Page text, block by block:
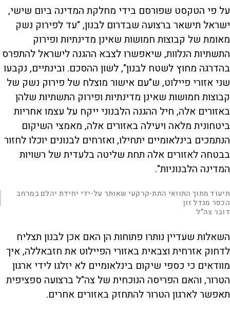
על פי הטקסט שפורסם בידי מחלקת המדינה ביום שישי,
ישראל תישאר ברצועה שבדרום לבנון, "עד לפירוק נשק
מאומת של קבוצות חמושות שאינן מדינתיות ופירוק
התשתיות הנלוות, שיאפשרו לצבא ההגנה לישראל להתפרס
בהדרגה מחוץ לשטח לבנון", לשון ההסכם. ובינתיים, נקבעו
שני אזורי פיילוט, ש"עם אישור מוצלח של פירוק נשק של
קבוצות חמושות שאינן מדינתיות ופירוק התשתיות שלהן
באזורים אלה, חיל ההגנה הלבנוני ייקח על עצמו אחריות
ביטחונית מלאה ויעילה באזורים אלה, מאמצי השיקום
הנתמכים בינלאומיים יתחילו, ואזרחים לבנונים יוכלו לחזור
בבטחה לאזורים אלה תחת שליטה בלעדית של רשויות
המדינה הלבנוניות".
l
a
o
a
d
d
1
D
a
t
i
o
00:01:05
d
o
b
a
k
w
r
d
d
f
o
w
a
d
u
c
r
e
n
תיעוד מתוך התוואי התת-קרקעי שאותר על-ידי יחידת יהלם במרחב
הכפר מגדל זון
דובר צה"ל
השאלות שעדיין נותרו פתוחות הן האם אכן לבנון תצליח
לדחוק אזרחית וצבאית באזורי הפיילוט את חזבאללה, איך
מוודאים כי כספי שיקום בינלאומיים לא יזלגו לידי ארגון
הטרור, והאם הפריסה הנוכחית של צה"ל ברצועה ספציפית
תאפשר לארגון הטרור להתחזק באזורים אחרים.